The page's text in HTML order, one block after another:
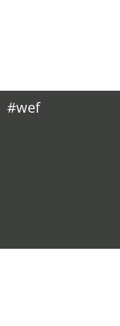
#wef